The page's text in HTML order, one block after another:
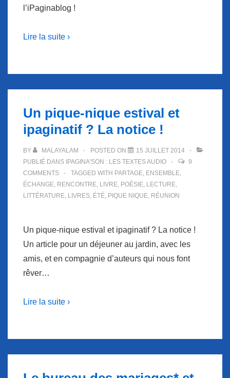
l’iPaginablog !
Lire la suite ›
Un pique-nique estival et
ipaginatif ? La notice !
BY MALAYALAM POSTED ON
15 JUILLET 2014
PUBLIÉ DANS IPAGINA'SON : LES TEXTES AUDIO
9
COMMENTS
TAGGED WITH PARTAGE, ENSEMBLE,
ÉCHANGE, RENCONTRE, LIVRE, POÉSIE, LECTURE,
LITTÉRATURE, LIVRES, ÉTÉ, PIQUE NIQUE, RÉUNION
Un pique-nique estival et ipaginatif ? La notice !
Un article pour un déjeuner au jardin, avec les
amis, et en compagnie d’auteurs qui nous font
rêver…
Lire la suite ›